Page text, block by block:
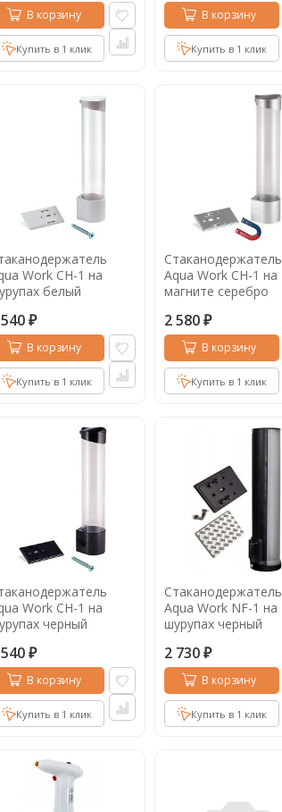
В корзину
Купить в 1 клик
В корзину
Купить в 1 клик
Work СН-1 на
белый
₽
В корзину
Купить в 1 клик
Стаканодержатель
Aqua Work СН-1 на
магните серебро
2 580 ₽
В корзину
Купить в 1 клик
Work СН-1 на
черный
₽
В корзину
Купить в 1 клик
Стаканодержатель
Aqua Work NF-1 на
шурупах черный
2 730 ₽
В корзину
Купить в 1 клик